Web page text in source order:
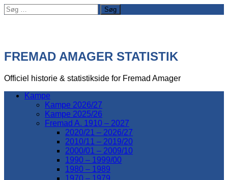
Søg
efter:
FREMAD AMAGER STATISTIK
Officiel historie & statistikside for Fremad Amager
Kampe
Kampe 2026/27
Kampe 2025/26
Fremad A. 1910 – 2027
2020/21 – 2026/27
2010/11 – 2019/20
2000/01 – 2009/10
1990 – 1999/00
1980 – 1989
1970 – 1979